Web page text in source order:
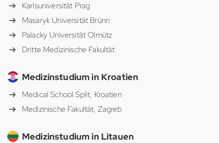
Karlsuniversität Prag
Masaryk Universität Brünn
Palacky Universität Olmütz
Dritte Medizinische Fakultät
Medizinstudium in Kroatien
Medical School Split, Kroatien
Medizinische Fakultät, Zagreb
Medizinstudium in Litauen